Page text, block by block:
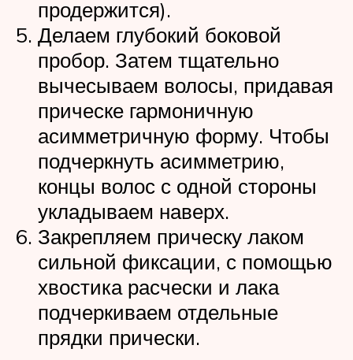
продержится).
Делаем глубокий боковой
пробор. Затем тщательно
вычесываем волосы, придавая
прическе гармоничную
асимметричную форму. Чтобы
подчеркнуть асимметрию,
концы волос с одной стороны
укладываем наверх.
Закрепляем прическу лаком
сильной фиксации, с помощью
хвостика расчески и лака
подчеркиваем отдельные
прядки прически.